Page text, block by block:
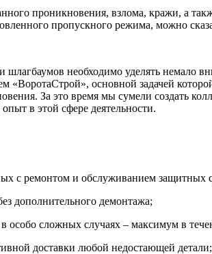
проникновения, взлома, кражи, а
пропускного режима, можно
необходимо уделять немало
основной задачей
За это время мы сумели создать
в этой сфере деятельности.
с ремонтом и обслуживанием защитных
дополнительного демонтажа;
сложных случаях – максимум в
доставки любой недостающей детали;